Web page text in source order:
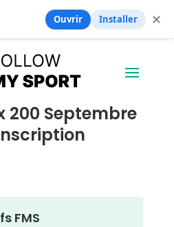
200 Septembre
FMS
Ouvrir Installer ✕